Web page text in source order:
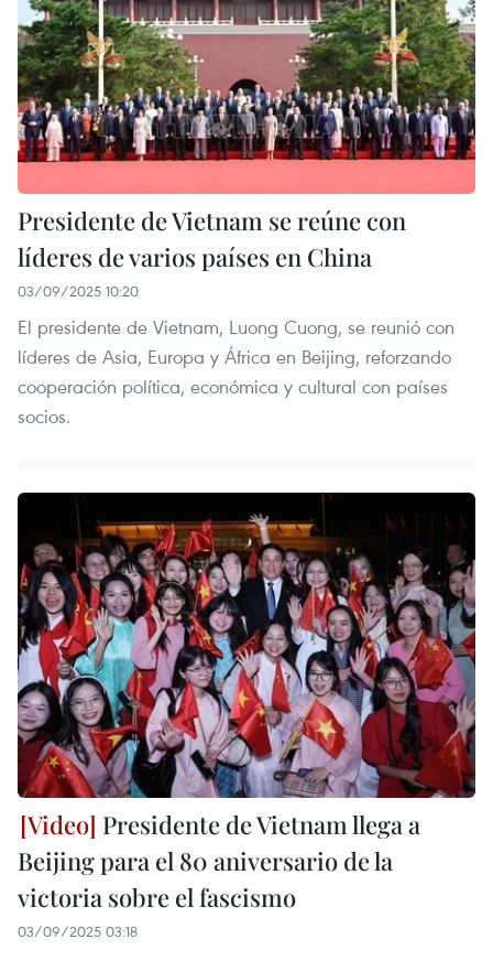
Presidente de Vietnam se reúne con
líderes de varios países en China
03/09/2025 10:20
El presidente de Vietnam, Luong Cuong, se reunió con
líderes de Asia, Europa y África en Beijing, reforzando
cooperación política, económica y cultural con países
socios.
Presidente de Vietnam llega a
Beijing para el 80 aniversario de la
victoria sobre el fascismo
03/09/2025 03:18